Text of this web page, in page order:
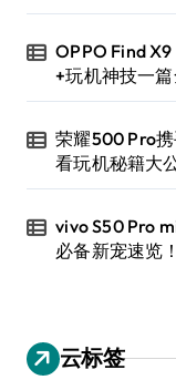
OPPO Find
+玩机神技一
荣耀500 Pro
看玩机秘籍大
vivo S50 Pro
必备新宠速览！
云标签